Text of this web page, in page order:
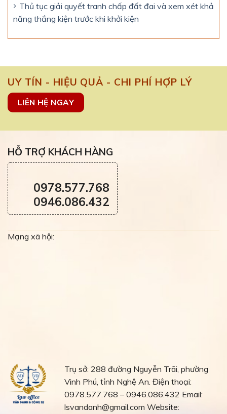
Thủ tục giải quyết tranh chấp đất đai và xem xét khả
năng thắng kiện trước khi khởi kiện
UY TÍN - HIỆU QUẢ - CHI PHÍ HỢP LÝ
LIÊN HỆ NGAY
HỖ TRỢ KHÁCH HÀNG
0978.577.768
0946.086.432
Mạng xã hội:
Trụ sở: 288 đường Nguyễn Trãi, phường
Vinh Phú, tỉnh Nghệ An. Điện thoại:
0978.577.768 – 0946.086.432 Email:
lsvandanh@gmail.com Website: